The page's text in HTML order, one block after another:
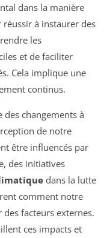
dans la manière
à instaurer des
les
et de faciliter
Cela implique une
continus.
changements à
de notre
être influencés par
des initiatives
dans la lutte
comment notre
facteurs externes.
ces impacts et